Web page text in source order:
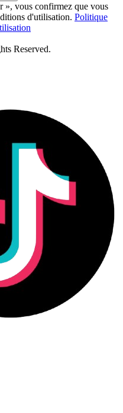
», vous confirmez que vous
d'utilisation. Politique
Reserved.